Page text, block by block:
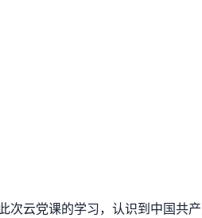
次云党课的学习，认识到中国共